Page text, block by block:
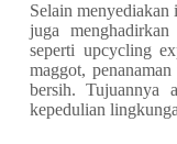
Selain menyediakan
juga
seperti upcycling
maggot,
bersih. Tujuannya
kepedulian